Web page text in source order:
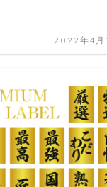
2022年4月